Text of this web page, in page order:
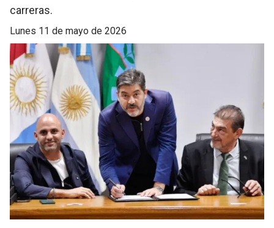
carreras.
lunes 11 de mayo de 2026